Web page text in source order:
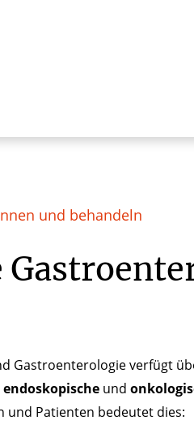
und behandeln
Gastroenterologie verfügt
endoskopische und
und Patienten bedeutet dies: